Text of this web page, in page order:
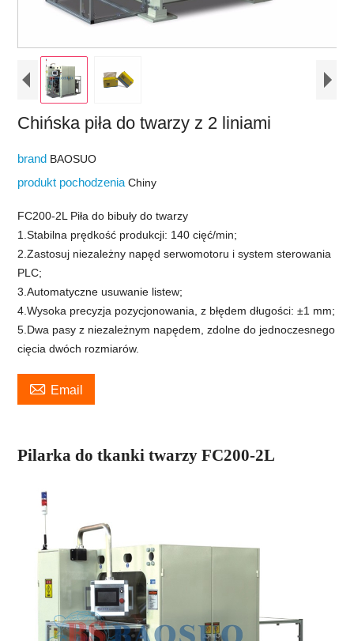
Chińska piła do twarzy z 2 liniami
brand BAOSUO
produkt pochodzeniaChiny
FC200-2L Piła do bibuły do ​​twarzy
1.Stabilna prędkość produkcji: 140 cięć/min;
2.Zastosuj niezależny napęd serwomotoru i system sterowania
PLC;
3.Automatyczne usuwanie listew;
4.Wysoka precyzja pozycjonowania, z błędem długości: ±1 mm;
5.Dwa pasy z niezależnym napędem, zdolne do jednoczesnego
cięcia dwóch rozmiarów.
 Email
Pilarka do tkanki twarzy FC200-2L